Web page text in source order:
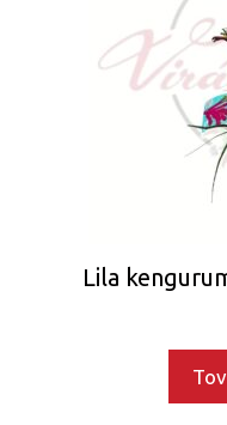
Lila